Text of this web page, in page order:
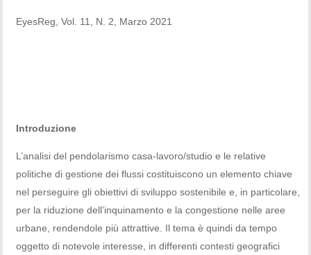
EyesReg, Vol. 11, N. 2, Marzo 2021
Introduzione
L’analisi del pendolarismo casa-lavoro/studio e le relative
politiche di gestione dei flussi costituiscono un elemento chiave
nel perseguire gli obiettivi di sviluppo sostenibile e, in particolare,
per la riduzione dell’inquinamento e la congestione nelle aree
urbane, rendendole più attrattive. Il tema è quindi da tempo
oggetto di notevole interesse, in differenti contesti geografici